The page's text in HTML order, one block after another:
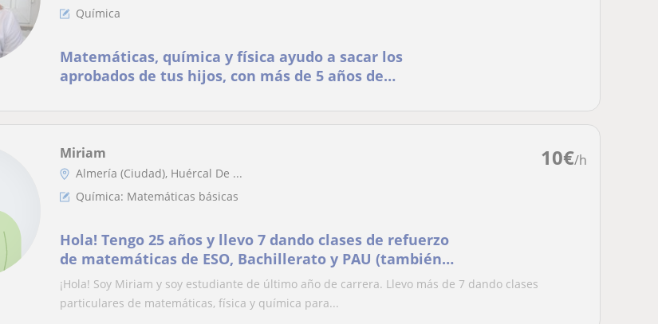
Química
Matemáticas, química y física ayudo a sacar los
aprobados de tus hijos, con más de 5 años de
10€/h
Miriam
Almería (Ciudad), Huércal De ...
Química: Matemáticas básicas
Hola! Tengo 25 años y llevo 7 dando clases de refuerzo
de matemáticas de ESO, Bachillerato y PAU (también
física y química)
¡Hola! Soy Miriam y soy estudiante de último año de carrera. Llevo más de 7 dando clases
particulares de matemáticas, física y química para...